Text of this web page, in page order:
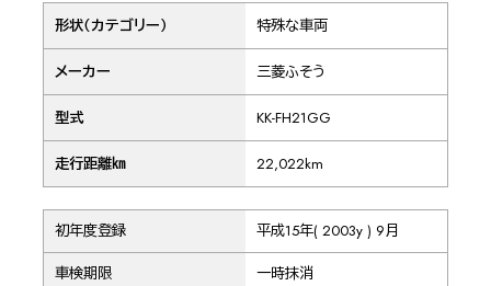
形状（カテゴリー） 特殊な車両
メーカー 三菱ふそう
型式 KK-FH21GG
走行距離㎞ 22,022km
初年度登録 平成15年( 2003y ) 9月
車検期限 一時抹消